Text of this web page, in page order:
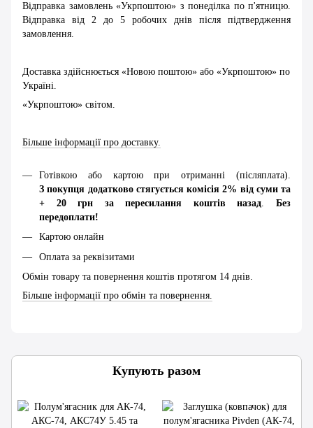
Відправка замовлень «Укрпоштою» з понеділка по п'ятницю.
Відправка від 2 до 5 робочих днів після підтвердження
замовлення.
Доставка здійснюється «Новою поштою» або «Укрпоштою» по
Україні.
«Укрпоштою» світом.
Більше інформації про доставку.
Готівкою або картою при отриманні (післяплата).
З покупця додатково стягується комісія 2% від суми та
+ 20 грн за пересилання коштів назад.Без
передоплати!
Картою онлайн
Оплата за реквізитами
Обмін товару та повернення коштів протягом 14 днів.
Більше інформації про обмін та повернення.
Купують разом